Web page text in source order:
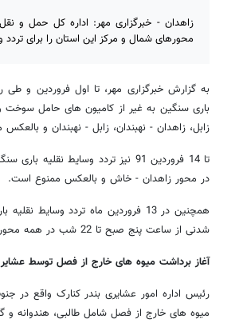
زاهدان - خبرگزاری مهر: اداره کل حمل و
محورهای شمال و مرکز این استان را برای تردد
به گزارش خبرگزاری مهر، تا اول فروردین و طی
زابل، زاهدان - نهبندان، زابل - نهبندان و
در محور زاهدان - خاش و بالعکس ممنوع است.
همچنین در 13 فروردین ماه تردد
شدنی از ساعت پنج صبح تا 22 شب در همه محورهای اصلی شمال سیستان و بلوچستان ممنوع است.
آغاز برداشت میوه های خارج از فصل توسط عشایر
رئیس اداره امور عشایری بندر کنارک واقع در
میوه های خارج از فصل شامل طالبی، هندوانه و